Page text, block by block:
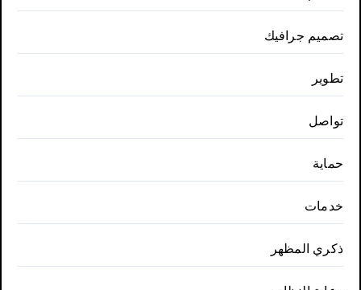
تصميم جرافيك
تطوير
تواصل
حماية
خدمات
ذكري المظهر